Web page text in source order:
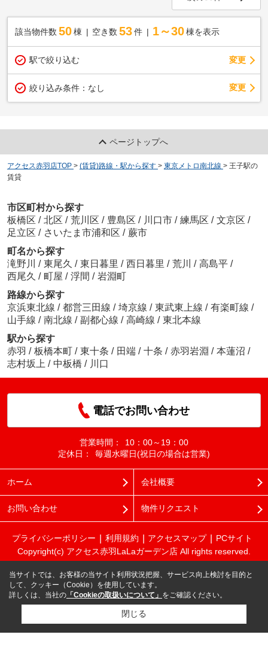
該当物件数 50棟 空き数 53 件 1～30 棟を表示
駅で絞り込む 変更
絞り込み条件： なし 変更
ページトップへ
アクセス赤羽店TOP > (賃貸)路線・駅から探す > 東京メトロ南北線 > 王子駅の
賃貸
市区町村から探す
板橋区 / 北区 / 荒川区 / 豊島区 / 川口市 / 練馬区 / 文京区 /
足立区 / さいたま市浦和区 / 蕨市
町名から探す
滝野川 / 東尾久 / 東日暮里 / 西日暮里 / 荒川 / 高島平 /
西尾久 / 町屋 / 浮間 / 岩淵町
路線から探す
京浜東北線 / 都営三田線 / 埼京線 / 東武東上線 / 有楽町線 /
山手線 / 南北線 / 副都心線 / 高崎線 / 東北本線
駅から探す
赤羽 / 板橋本町 / 東十条 / 田端 / 十条 / 赤羽岩淵 / 本蓮沼 /
志村坂上 / 中板橋 / 川口
電話でお問い合わせ
営業時間：
10：00～19：00
定休日：
毎週水曜日(祝日の場合は営業)
ホーム 会社概要
お問い合わせ 物件リクエスト
プライバシーポリシー 利用規約 アクセスマップ
PCサイト
Copyright(c) アクセス赤羽LaLaガーデン店 All rights reserved.
当サイトでは、お客様の当サイト利用状況把握、サービス向上検討を目的と
して、クッキー（Cookie）を使用しています。
詳しくは、当社の 「Cookieの取扱いについて」 をご確認ください。
閉じる